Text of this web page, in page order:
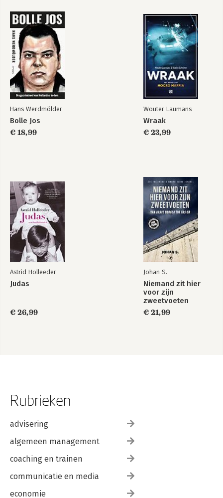
Hoofdstuk 18: Positief zijn! Welzijn, groei en kracht bevorderen
407
Deel 7: Het deel van de tientallen 421
Hoofdstuk 19: Tien tips om psychologisch gezond te blijven 423
Hoofdstuk 20: Tien uitstekende psychologische films en series
431
Index 439
Hans Werdmölder
Bolle Jos
€ 18,99
Wouter Laumans
Wraak
€ 23,99
Astrid Holleeder
Judas
€ 26,99
Johan S.
Niemand zit hier
voor zijn
zweetvoeten
€ 21,99
Rubrieken
advisering
algemeen management
coaching en trainen
communicatie en media
economie